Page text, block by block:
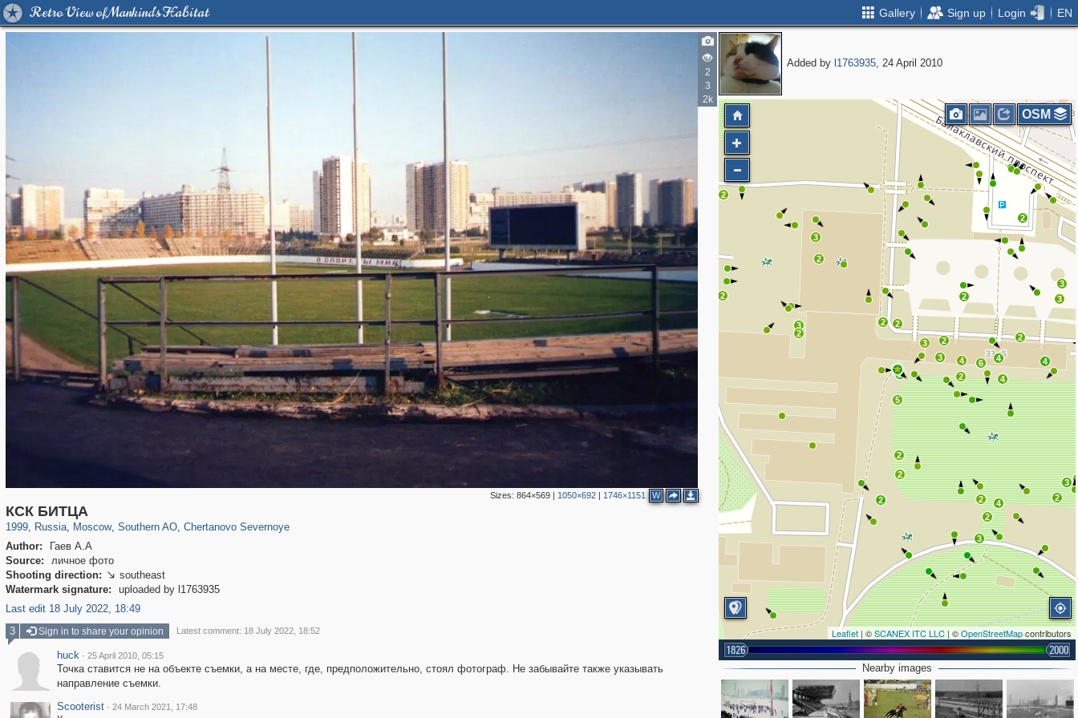
Retro View of Mankind's Habitat Gallery Sign up Login EN
2
3
2k
Sizes: 864×569| 1050×692| 1746×1151 W
КСК БИТЦА
1999, Russia
1,406,258
, Moscow
319,780 8,286
, Southern AO, Chertanovo Severnoye
Author:
Гаев А.А
Source:
личное фото
Shooting direction:  southeast
Watermark signature:
uploaded by l1763935
Last edit 18 July 2022, 18:49
Added by l1763935, 24 April 2010
3
3
2
4
4
4
6
4
2
3
2
3
2
2 4
2
2
2
3
2
2
5
2
3
2
2
3
3
2
2
2
2
3
2
2
Leaflet | ©SCANEX ITC LLC | ©OpenStreetMapcontributors
1826 2000
OSM
Nearby images
3 Sign in to share your opinion Latest comment: 18 July 2022, 18:52
huck · 25 April 2010, 05:15
Точка ставится не на объекте съемки, а на месте, где, предположительно, стоял фотограф. Не забывайте также указывать
направление съемки.
Scooterist · 24 March 2021, 17:48